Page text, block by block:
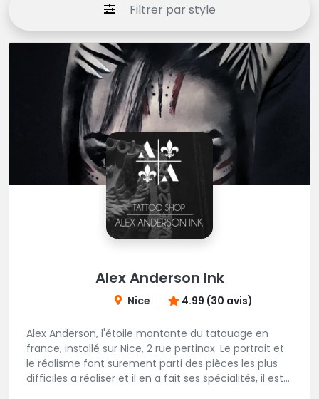
Filtrer par style
Alex Anderson Ink
Nice 4.99 (30 avis)
Alex Anderson, l'étoile montante du tatouage en
france, installé sur Nice, 2 rue pertinax. Le portrait et
le réalisme font surement parti des pièces les plus
difficiles a réaliser et il en a fait ses spécialités, il est